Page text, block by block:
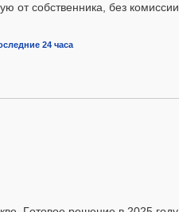
от собственника, без комиссии.
24 часа